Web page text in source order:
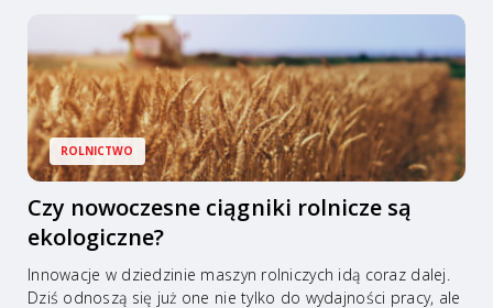
ROLNICTWO
Czy nowoczesne ciągniki rolnicze są
ekologiczne?
Innowacje w dziedzinie maszyn rolniczych idą coraz dalej.
Dziś odnoszą się już one nie tylko do wydajności pracy, ale